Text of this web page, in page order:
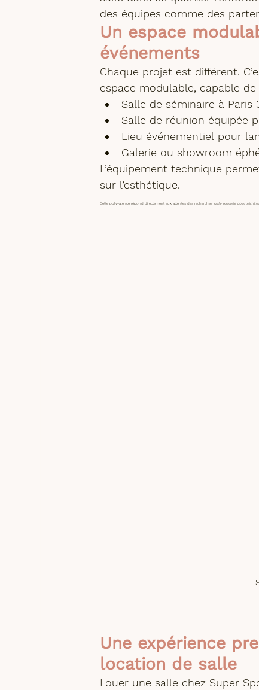
des équipes comme des
Un espace
événements
Chaque projet est différent.
espace modulable, capable
Salle de séminaire à Paris
Salle de réunion équipée
Lieu événementiel pour
Galerie ou showroom
L’équipement technique
sur l’esthétique.
Cette polyvalence répond directement aux attentes des recherches salle équipée pour
Une expérience
location de salle
Louer une salle chez Super